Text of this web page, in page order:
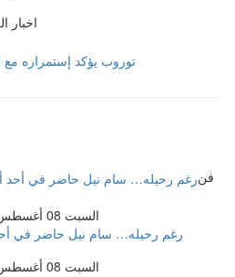
اخبار
توروب يؤكد إستمراره مع
فن
السبت 08 أغسطس 2026 05:37 مساءً
رغم رحيله… سام نيل حاضر في أحد أكثر
السبت 08 أغسطس 2026 05:37 مساءً